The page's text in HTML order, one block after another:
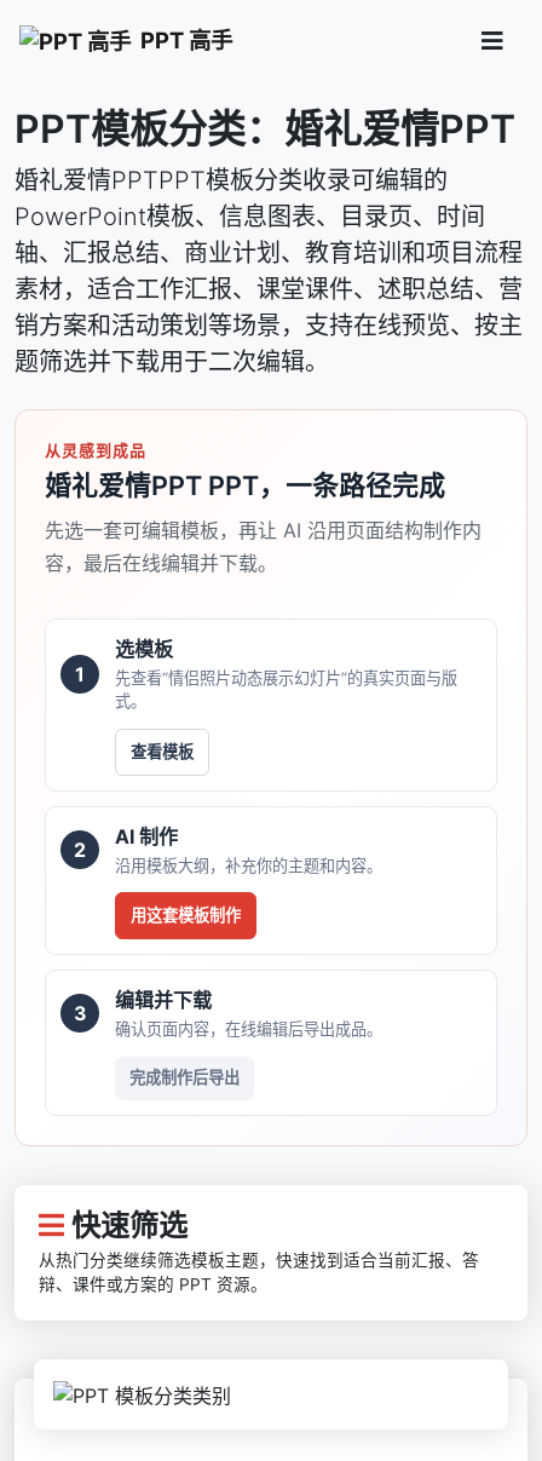
PPT 高手
PPT模板分类：婚礼爱情PPT
婚礼爱情PPTPPT模板分类收录可编辑的
PowerPoint模板、信息图表、目录页、时间
轴、汇报总结、商业计划、教育培训和项目流程
素材，适合工作汇报、课堂课件、述职总结、营
销方案和活动策划等场景，支持在线预览、按主
题筛选并下载用于二次编辑。
从灵感到成品
婚礼爱情PPT PPT，一条路径完成
先选一套可编辑模板，再让 AI 沿用页面结构制作内
容，最后在线编辑并下载。
1
选模板
先查看“情侣照片动态展示幻灯片”的真实页面与版
式。
查看模板
2
AI 制作
沿用模板大纲，补充你的主题和内容。
用这套模板制作
3
编辑并下载
确认页面内容，在线编辑后导出成品。
完成制作后导出
快速筛选
从热门分类继续筛选模板主题，快速找到适合当前汇报、答
辩、课件或方案的 PPT 资源。